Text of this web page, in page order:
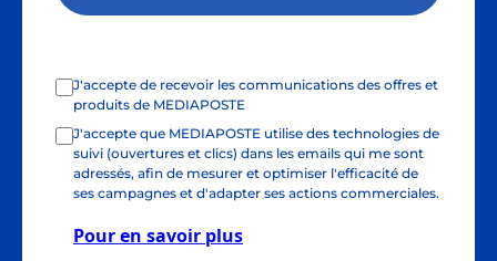
J'accepte de recevoir les communications des offres et
produits de MEDIAPOSTE
J'accepte que MEDIAPOSTE utilise des technologies de
suivi (ouvertures et clics) dans les emails qui me sont
adressés, afin de mesurer et optimiser l'efficacité de
ses campagnes et d'adapter ses actions commerciales.
Pour en savoir plus